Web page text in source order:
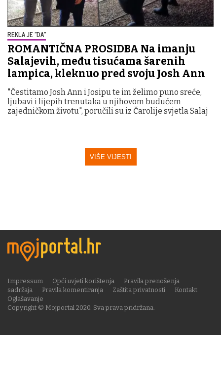
REKLA JE "DA"
ROMANTIČNA PROSIDBA Na imanju
Salajevih, među tisućama šarenih
lampica, kleknuo pred svoju Josh Ann
"Čestitamo Josh Ann i Josipu te im želimo puno sreće,
ljubavi i lijepih trenutaka u njihovom budućem
zajedničkom životu", poručili su iz Čarolije svjetla Salaj
VIŠE VIJESTI
Copyright © Mojportal 2020. Sva prava pridržana.
Impressum Opći uvjeti korištenja
Pravila prenošenja
sadržaja
Pravila komentiranja Zaštita privatnosti
Kontakt
Oglašavanje